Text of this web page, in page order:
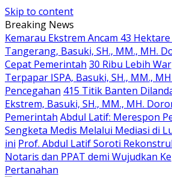
Skip to content
Breaking News
Kemarau Ekstrem Ancam 43 Hektare
Tangerang, Basuki, SH., MM., MH.
Cepat Pemerintah 30 Ribu Lebih
Terpapar ISPA, Basuki, SH., MM.,
Pencegahan 415 Titik Banten
Ekstrem, Basuki, SH., MM., MH.
Pemerintah Abdul Latif: Merespon
Sengketa Medis Melalui Mediasi di
ini Prof. Abdul Latif Soroti
Notaris dan PPAT demi Wujudkan
Pertanahan